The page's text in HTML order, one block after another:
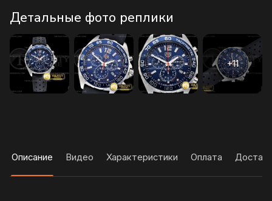
Детальные фото реплики
Описание Видео Характеристики Оплата